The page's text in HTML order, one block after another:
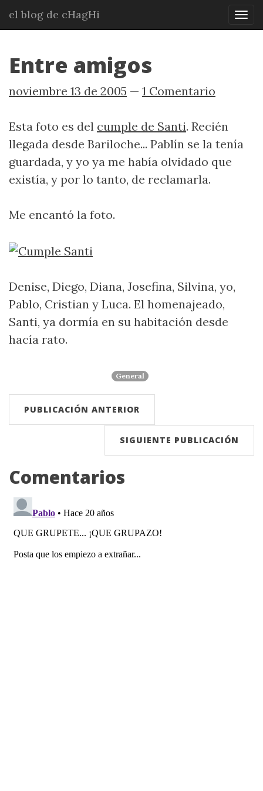
principal
el blog de cHagHi
Entre amigos
noviembre 13 de 2005 1 Comentario
Esta foto es del cumple de Santi. Recién
llegada desde Bariloche... Pablín se la tenía
guardada, y yo ya me había olvidado que
existía, y por lo tanto, de reclamarla.
Me encantó la foto.
Denise, Diego, Diana, Josefina, Silvina, yo,
Pablo, Cristian y Luca. El homenajeado,
Santi, ya dormía en su habitación desde
hacía rato.
General
PUBLICACIÓN ANTERIOR
SIGUIENTE PUBLICACIÓN
Comentarios